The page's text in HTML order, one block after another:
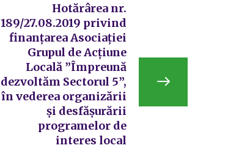
Hotărârea nr.
189/27.08.2019 privind
finanțarea Asociației
Grupul de Acțiune
Locală ”Împreună
dezvoltăm Sectorul 5”,
în vederea organizării
și desfășurării
programelor de
interes local